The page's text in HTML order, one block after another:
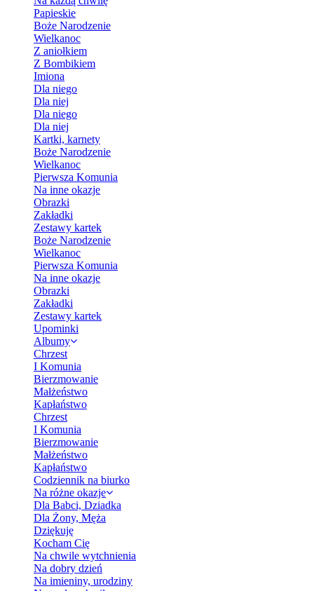
Papieskie
Boże Narodzenie
Wielkanoc
Z aniołkiem
Z Bombikiem
Imiona
Dla niego
Dla niej
Dla niego
Dla niej
Kartki, karnety
Boże Narodzenie
Wielkanoc
Pierwsza Komunia
Na inne okazje
Obrazki
Zakładki
Zestawy kartek
Boże Narodzenie
Wielkanoc
Pierwsza Komunia
Na inne okazje
Obrazki
Zakładki
Zestawy kartek
Upominki
Albumy
Chrzest
I Komunia
Bierzmowanie
Małżeństwo
Kapłaństwo
Chrzest
I Komunia
Bierzmowanie
Małżeństwo
Kapłaństwo
Codziennik na biurko
Na różne okazje
Dla Babci, Dziadka
Dla Żony, Męża
Dziękuję
Kocham Cię
Na chwile wytchnienia
Na dobry dzień
Na imieniny, urodziny